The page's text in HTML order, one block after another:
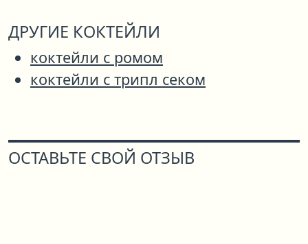
ДРУГИЕ КОКТЕЙЛИ
коктейли с ромом
коктейли с трипл секом
ОСТАВЬТЕ СВОЙ ОТЗЫВ